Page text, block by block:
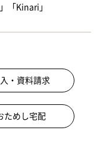
「Kinari」
・資料請求
ためし宅配